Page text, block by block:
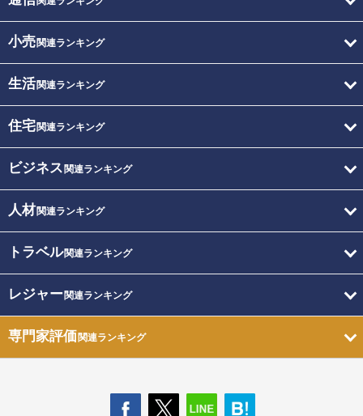
小売関連ランキング
生活関連ランキング
住宅関連ランキング
ビジネス 関連ランキング
人材関連ランキング
トラベル関連ランキング
レジャー関連ランキング
専門家評価関連ランキング